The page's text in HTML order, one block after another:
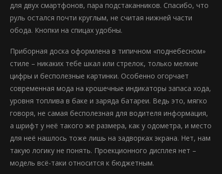
для двух смартфонов, пара подстаканников. Спасибо, что
руль остался почти круглым, не считая нижней части
обода. Кнопки на спицах удобны.
Приборная доска оформлена в типичном «поднебесном»
стиле – никаких тебе шкал или стрелок, только мелкие
цифры и бесполезные картинки. Особенно огорчает
современная мода на крошечные индикаторы запаса хода,
уровня топлива в баке и заряда батареи. Ведь это, мягко
говоря, не самая бесполезная для водителя информация,
а шрифт у неё такого же размера, как у одометра, и место
для неё нашлось тоже лишь на задворках экрана. Нет, нам
такую логику не понять. Проекционного дисплея нет –
модель всё-таки относится к бюджетным.